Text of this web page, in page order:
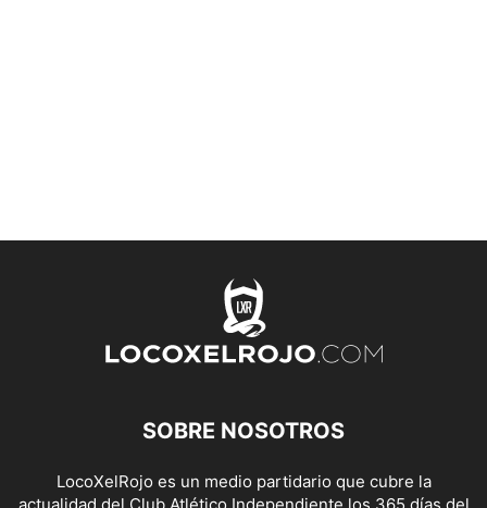
SOBRE NOSOTROS
LocoXelRojo es un medio partidario que cubre la